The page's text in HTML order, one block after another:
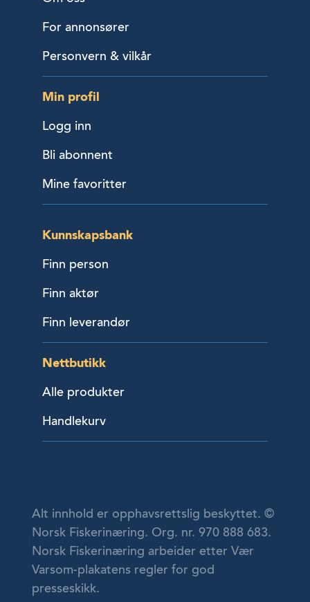
For annonsører
Personvern & vilkår
Min profil
Logg inn
Bli abonnent
Mine favoritter
Kunnskapsbank
Finn person
Finn aktør
Finn leverandør
Nettbutikk
Alle produkter
Handlekurv
Alt innhold er opphavsrettslig beskyttet. ©
Norsk Fiskerinæring. Org. nr. 970 888 683.
Norsk Fiskerinæring arbeider etter Vær
Varsom-plakatens regler for god
presseskikk.